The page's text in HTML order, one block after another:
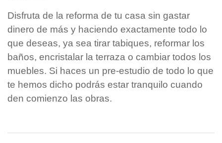
Disfruta de la reforma de tu casa sin gastar
dinero de más y haciendo exactamente todo lo
que deseas, ya sea tirar tabiques, reformar los
baños, encristalar la terraza o cambiar todos los
muebles. Si haces un pre-estudio de todo lo que
te hemos dicho podrás estar tranquilo cuando
den comienzo las obras.